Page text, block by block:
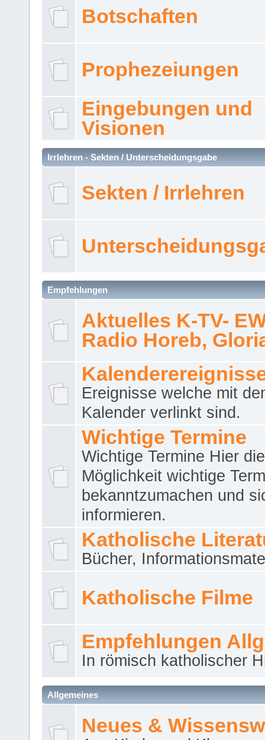
Botschaften
Prophezeiungen
Eingebungen und
Visionen
Irrlehren - Sekten / Unterscheidungsgabe
Sekten / Irrlehren
Empfehlungen
Aktuelles K-TV-
Radio Horeb,
Ereignisse welche mit
Kalender verlinkt sind.
Wichtige Termine
Wichtige Termine Hier die
Möglichkeit wichtige
bekanntzumachen und
informieren.
Katholische
Bücher,
Katholische Filme
Empfehlungen
In römisch katholischer
Allgemeines
Neues &